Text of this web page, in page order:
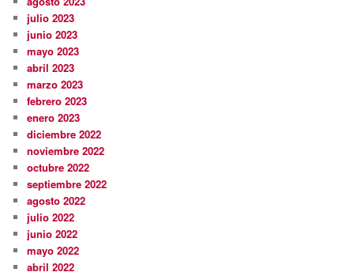
julio 2023
junio 2023
mayo 2023
abril 2023
marzo 2023
febrero 2023
enero 2023
diciembre 2022
noviembre 2022
octubre 2022
septiembre 2022
agosto 2022
julio 2022
junio 2022
mayo 2022
abril 2022